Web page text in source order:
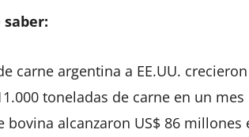
carne argentina a EE.UU.
toneladas de carne en un mes
bovina alcanzaron US$ 86 millones